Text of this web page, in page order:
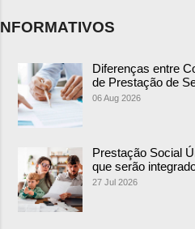
NFORMATIVOS
Diferenças entre
de Prestação de
06 Aug 2026
Prestação Social
que serão
27 Jul 2026